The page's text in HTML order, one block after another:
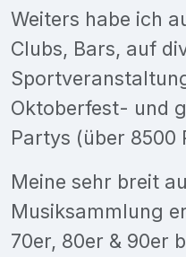
Weiters habe ich
Clubs, Bars, auf
Oktoberfest- und
Partys (über 8500
Meine sehr breit
Musiksammlung
70er, 80er & 90er